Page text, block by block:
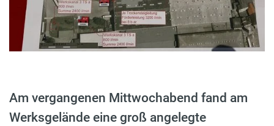
Am vergangenen Mittwochabend fand am
Werksgelände eine groß angelegte